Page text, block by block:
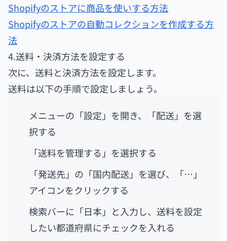
Shopifyのストアに商品を使いする方法
Shopifyのストアの自動コレクションを作成する方
法
4.送料・決済方法を設定する
次に、送料と決済方法を設定します。
送料は以下の手順で設定しましょう。
メニューの「設定」を開き、「配送」を選
択する
「送料を管理する」を選択する
「発送先」の「国内配送」を選び、「…」
アイコンをクリックする
検索バーに「日本」と入力し、送料を設定
したい都道府県にチェックを入れる